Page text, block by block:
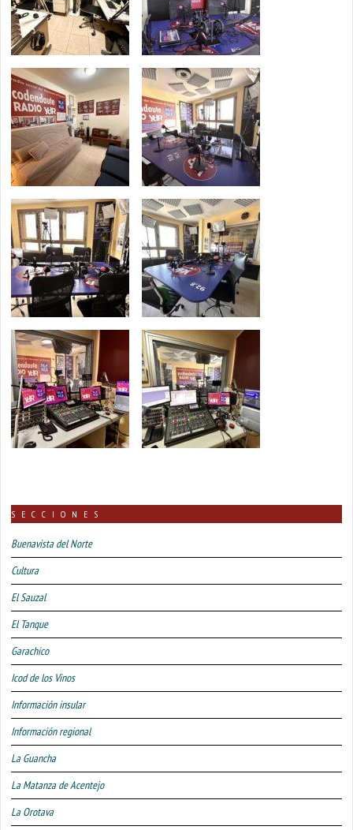
SECCIONES
Buenavista del Norte
Cultura
El Sauzal
El Tanque
Garachico
Icod de los Vinos
Información insular
Información regional
La Guancha
La Matanza de Acentejo
La Orotava